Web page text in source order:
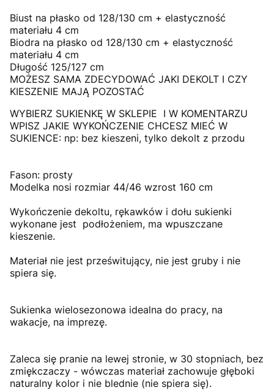
Biust na płasko od 128/130 cm + elastyczność
materiału 4 cm
Biodra na płasko od 128/130 cm + elastyczność
materiału 4 cm
Długość 125/127 cm
MOŻESZ SAMA ZDECYDOWAĆ JAKI DEKOLT I CZY
KIESZENIE MAJĄ POZOSTAĆ
WYBIERZ SUKIENKĘ W SKLEPIE I W KOMENTARZU
WPISZ JAKIE WYKOŃCZENIE CHCESZ MIEĆ W
SUKIENCE: np: bez kieszeni, tylko dekolt z przodu
Fason: prosty
Modelka nosi rozmiar 44/46 wzrost 160 cm
Wykończenie dekoltu, rękawków i dołu sukienki
wykonane jest podłożeniem, ma wpuszczane
kieszenie.
Materiał nie jest prześwitujący, nie jest gruby i nie
spiera się.
Sukienka wielosezonowa idealna do pracy, na
wakacje, na imprezę.
Zaleca się pranie na lewej stronie, w 30 stopniach, bez
zmiękczaczy - wówczas materiał zachowuje głęboki
naturalny kolor i nie blednie (nie spiera się).